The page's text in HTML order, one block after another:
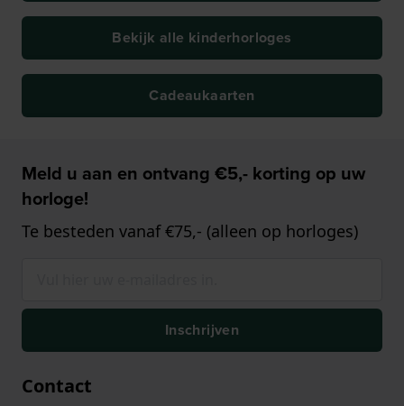
Bekijk alle kinderhorloges
Cadeaukaarten
Meld u aan en ontvang €5,- korting op uw
horloge!
Te besteden vanaf €75,- (alleen op horloges)
Inschrijven
Contact